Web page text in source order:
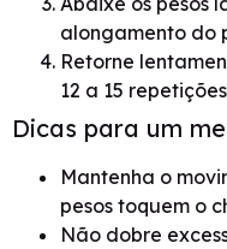
alongamento do
Retorne
12 a 15
Dicas para um
Mantenha o
pesos toquem o
Não dobre